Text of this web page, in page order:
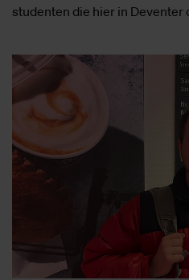
studenten die hier in Deventer